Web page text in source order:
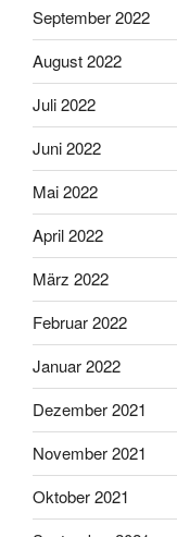
September 2022
August 2022
Juli 2022
Juni 2022
Mai 2022
April 2022
März 2022
Februar 2022
Januar 2022
Dezember 2021
November 2021
Oktober 2021